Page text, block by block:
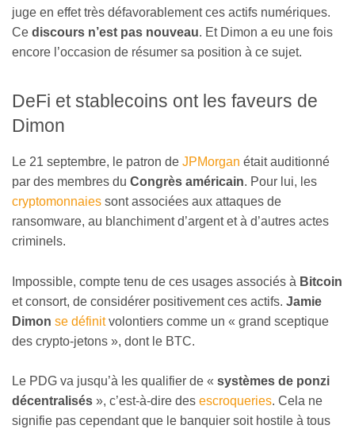
juge en effet très défavorablement ces actifs numériques.
Ce discours n’est pas nouveau. Et Dimon a eu une fois
encore l’occasion de résumer sa position à ce sujet.
DeFi et stablecoins ont les faveurs de
Dimon
Le 21 septembre, le patron de JPMorgan était auditionné
par des membres du Congrès américain. Pour lui, les
cryptomonnaies sont associées aux attaques de
ransomware, au blanchiment d’argent et à d’autres actes
criminels.
Impossible, compte tenu de ces usages associés à Bitcoin
et consort, de considérer positivement ces actifs. Jamie
Dimon se définitvolontiers comme un « grand sceptique
des crypto-jetons », dont le BTC.
Le PDG va jusqu’à les qualifier de « systèmes de ponzi
décentralisés », c’est-à-dire des escroqueries. Cela ne
signifie pas cependant que le banquier soit hostile à tous